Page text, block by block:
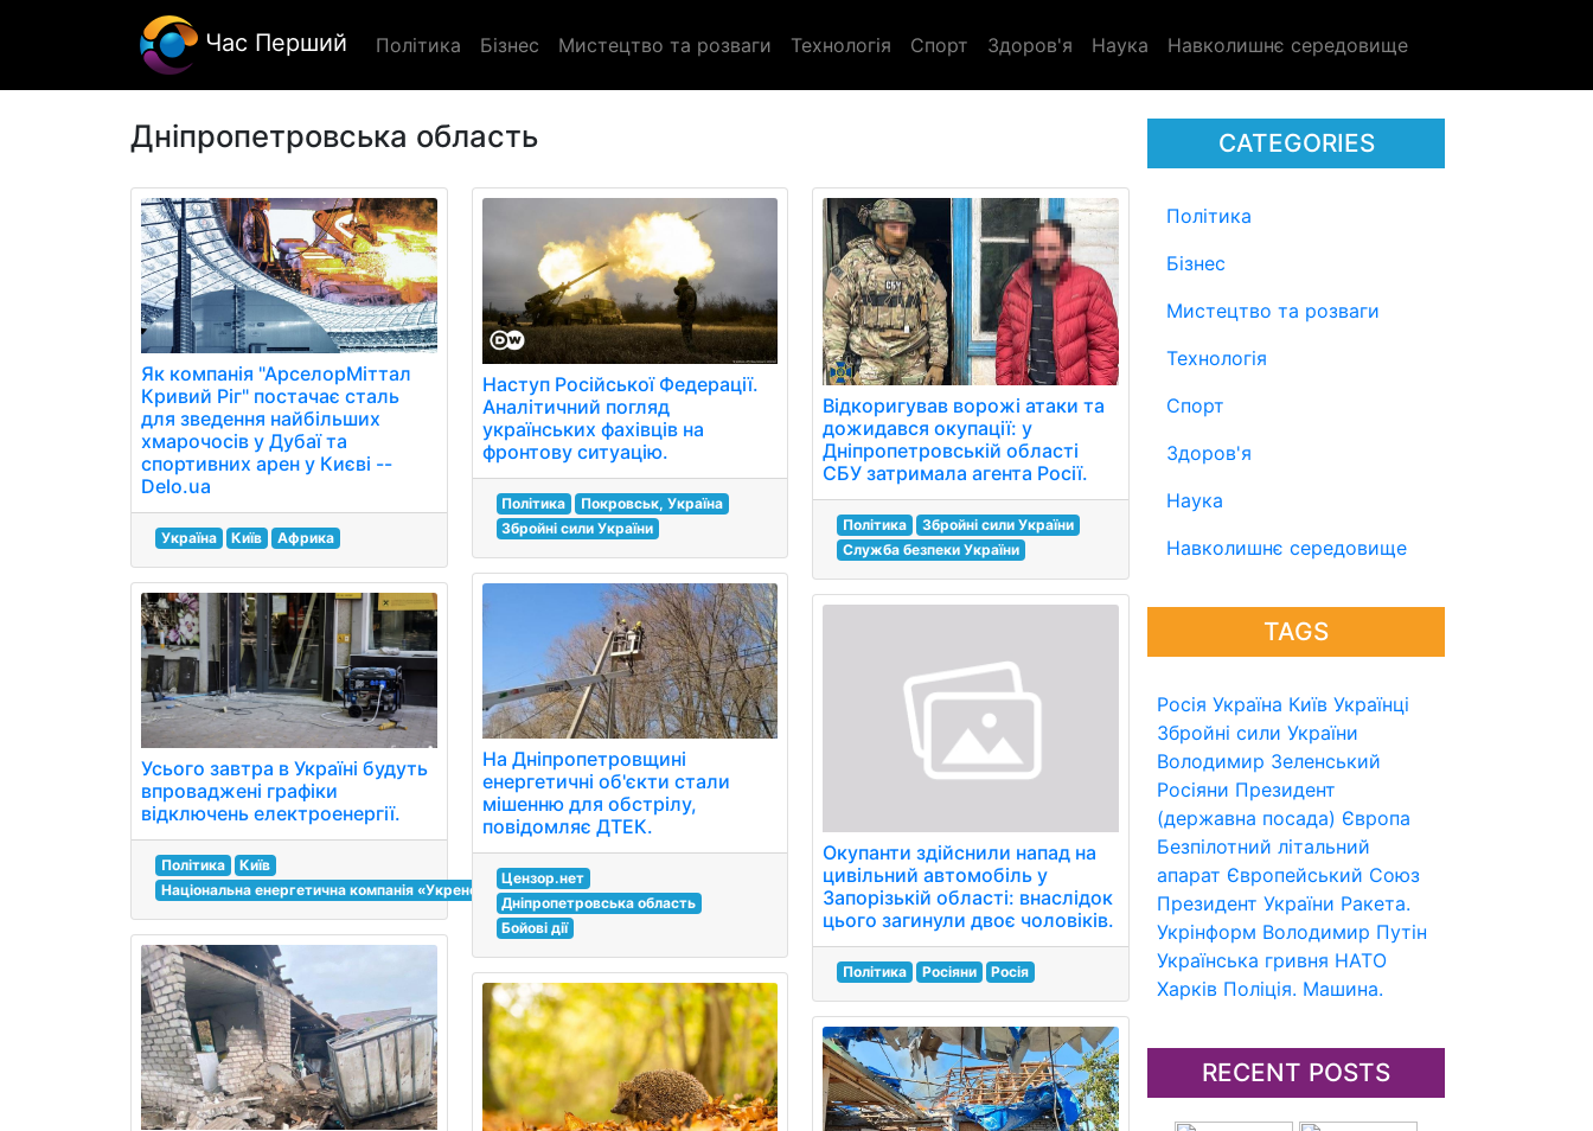
Час Перший Політика Бізнес Мистецтво та розваги Технологія Спорт Здоров'я Наука Навколишнє середовище
CATEGORIES
Політика
Бізнес
Мистецтво та розваги
Технологія
Спорт
Здоров'я
Наука
Навколишнє середовище
TAGS
Росія Україна Київ Українці
Збройні сили України
Володимир Зеленський
Росіяни Президент
(державна посада) Європа
Безпілотний літальний
апарат Європейський Союз
Президент України Ракета.
Укрінформ Володимир Путін
Українська гривня НАТО
Харків Поліція. Машина.
RECENT POSTS
Дніпропетровська область
Як компанія "АрселорМіттал
Кривий Ріг" постачає сталь
для зведення найбільших
хмарочосів у Дубаї та
спортивних арен у Києві --
Delo.ua
Україна Київ Африка
Усього завтра в Україні будуть
впроваджені графіки
відключень електроенергії.
Політика
Київ
Національна енергетична компанія «Укренерго»
Наступ Російської Федерації.
Аналітичний погляд
українських фахівців на
фронтову ситуацію.
Політика
Покровськ, Україна
Збройні сили України
На Дніпропетровщині
енергетичні об'єкти стали
мішенню для обстрілу,
повідомляє ДТЕК.
Цензор.нет
Дніпропетровська область
Бойові дії
Відкоригував ворожі атаки та
дожидався окупації: у
Дніпропетровській області
СБУ затримала агента Росії.
Політика
Збройні сили України
Служба безпеки України
Окупанти здійснили напад на
цивільний автомобіль у
Запорізькій області: внаслідок
цього загинули двоє чоловіків.
Політика Росіяни Росія